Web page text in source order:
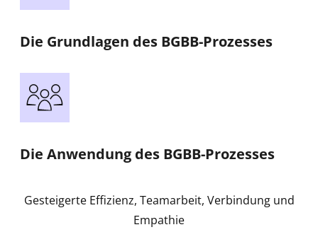
Die Grundlagen des BGBB-Prozesses
Die Anwendung des BGBB-Prozesses
Gesteigerte Effizienz, Teamarbeit, Verbindung und
Empathie